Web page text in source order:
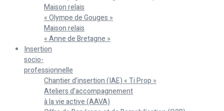
Maison relais
« Olympe de Gouges »
Maison relais
« Anne de Bretagne »
Insertion
socio-
professionnelle
Chantier d’insertion (IAE) « Ti Prop »
Ateliers d’accompagnement
à la vie active (AAVA)